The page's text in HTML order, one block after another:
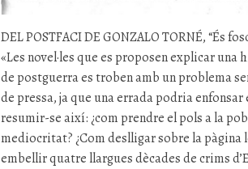
DEL POSTFACI DE GONZALO TORNÉ, “És
«Les novel·les que es proposen explicar
de postguerra es troben amb un problema
de pressa, ja que una errada podria
resumir-se així: ¿com prendre el pols a la
mediocritat? ¿Com deslligar sobre la pàgina
embellir quatre llargues dècades de crims